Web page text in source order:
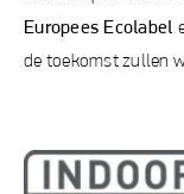
Europees Ecolabel
de toekomst zullen